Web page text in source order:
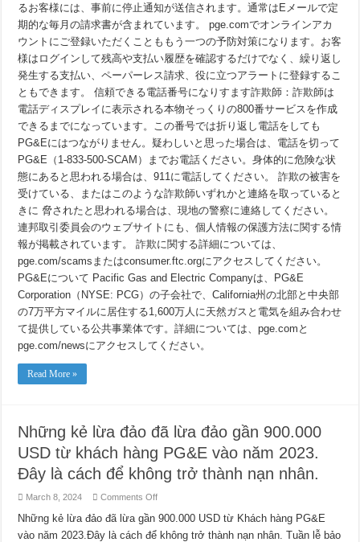
るお客様には、事前に停止通知が送信されます。通常はEメールで定
期的な毎月の請求書が含まれています。 pge.comでオンラインアカ
ウントにご登録いただくことももう一つの予防対策になります。お客
様はログインして残高や支払い履歴を確認するだけでなく、繰り返し
発生する支払い、ペーパーレス請求、役に立つアラートに登録するこ
ともできます。 信頼できる電話番号になりすます詐欺師：詐欺師は
電話ディスプレイに表示される本物そっくりの800番サービスを作成
できるまでになっています。この番号では折り返し電話をしても
PG&Eにはつながりません。疑わしいと思った場合は、電話を切って
PG&E（1-833-500-SCAM）までお電話ください。身体的に危険な状
態にあると思われる場合は、911に電話してください。 詐欺の被害を
受けている、またはこのような詐欺師いずれかと連絡を取っていると
きに 脅されたと思われる場合は、現地の警察に連絡してください。
連邦取引委員会のウェブサイトにも、個人情報の保護方法に関する情
報が掲載されています。 詐欺に関する詳細については、
pge.com/scamsまたはconsumer.ftc.orgにアクセスしてください。
PG&Eについて Pacific Gas and Electric Companyは、PG&E
Corporation（NYSE: PCG）の子会社で、California州の北部と中央部
の7万平方マイルに居住する1,600万人に天然ガスと電気を組み合わせ
て提供している公共事業体です。詳細については、pge.comと
pge.com/newsにアクセスしてください。
Read More »
Những kẻ lừa đảo đã lừa đảo gần 900.000
USD từ khách hàng PG&E vào năm 2023.
Đây là cách để không trở thành nạn nhân.
March 8, 2024 Comments Offon
kẻ
lừa
đảo
Những kẻ lừa đảo đã lừa gần 900.000 USD từ Khách hàng PG&E
vào năm 2023.Đây là cách để không trở thành nạn nhân. Tuần lễ bảo